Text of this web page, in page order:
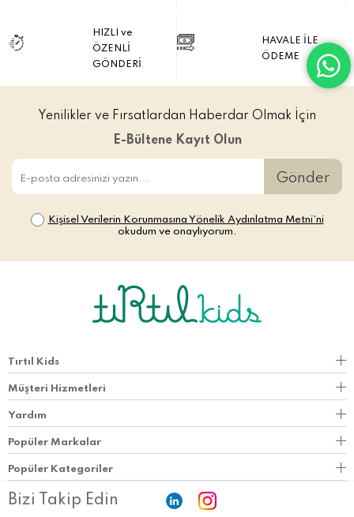
HIZLI ve
ÖZENLİ
GÖNDERİ
HAVALE İLE
ÖDEME
Yenilikler ve Fırsatlardan Haberdar Olmak İçin
E-Bültene Kayıt Olun
Gönder
Kişisel Verilerin Korunmasına Yönelik Aydınlatma Metni’ni
okudum ve onaylıyorum.
Tırtıl Kids
Müşteri Hizmetleri
Yardım
Popüler Markalar
Popüler Kategoriler
Bizi Takip Edin